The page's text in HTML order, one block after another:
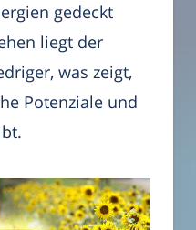
gedeckt
liegt der
was zeigt,
Potenziale und